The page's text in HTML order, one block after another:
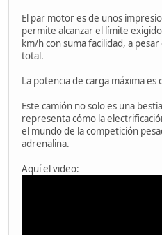
El par motor es de unos
permite alcanzar el límite
km/h con suma facilidad, a
total.
La potencia de carga máxima es
Este camión no solo es una
representa cómo la
el mundo de la competición
adrenalina.
Aquí el video: